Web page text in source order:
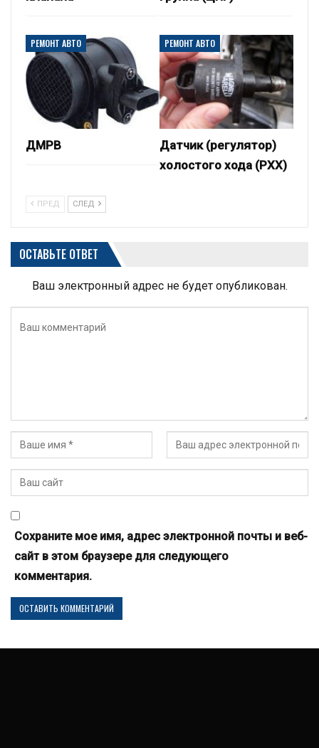
РЕМОНТ АВТО
ДМРВ
РЕМОНТ АВТО
Датчик (регулятор)
холостого хода (РХХ)
ПРЕД СЛЕД
ОСТАВЬТЕ ОТВЕТ
Ваш электронный адрес не будет опубликован.
Сохраните мое имя, адрес электронной почты и веб-
сайт в этом браузере для следующего
комментария.